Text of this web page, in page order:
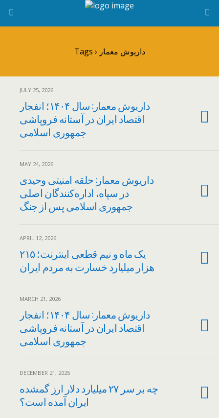
Tags › داریوش معمار
JULY 25, 2026
داریوش معمار: سال ۱۴۰۴؛ انفجار
اقتصاد ایران در آستانه فروپاشی
جمهوری اسلامی
MAY 24, 2026
داریوش معمار: حلقه امنیتی وحیدی
در سپاه، اداره‌کنندگان اصلی
جمهوری اسلامی پس از جنگ
APRIL 12, 2026
یک ماه و نیم قطعی اینترنت؛ ۲۱۵
هزار میلیارد خسارت به مردم ایران
MARCH 21, 2026
داریوش معمار: سال ۱۴۰۴؛ انفجار
اقتصاد ایران در آستانه فروپاشی
جمهوری اسلامی
DECEMBER 21, 2025
چه بر سر ۲۷ میلیارد دلار ارز گمشده
ایران آمده است؟